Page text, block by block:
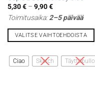
5,30€ – 9,90€Hintaluokka:
-
Toimitusaika:2–5 päivää
VALITSE VAIHTOEHDOISTA
tuotteella
on
Ciao Sketch Täyttöpullo